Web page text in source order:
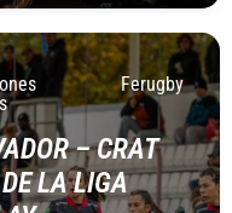
Ferugby
– CRAT
LA LIGA